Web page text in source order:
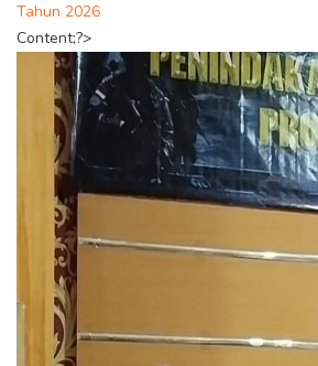
Tahun 2026
Content;?>